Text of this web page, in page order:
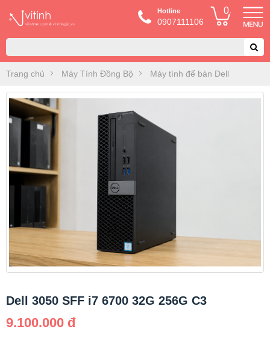
Hotline
0907111106
0
Trang chủ Máy Tính Đồng Bộ Máy tính để bàn Dell
Dell 3050 SFF i7 6700 32G 256G C3
9.100.000 đ